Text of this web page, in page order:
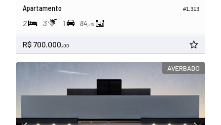
#1.313
Apartamento
2 3 1 84,00
R$ 700.000,00
AVERBADO